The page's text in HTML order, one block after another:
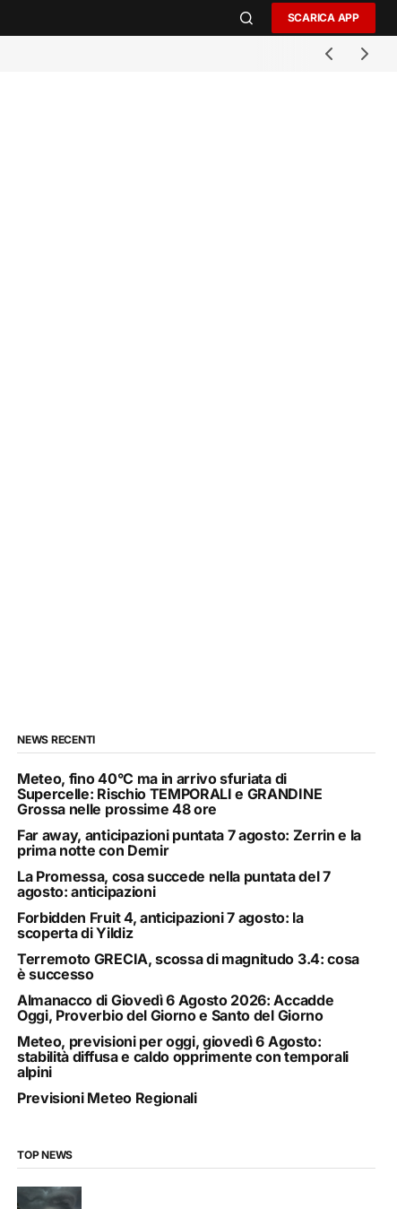
SCARICA APP
NEWS RECENTI
Meteo, fino 40°C ma in arrivo sfuriata di
Supercelle: Rischio TEMPORALI e GRANDINE
Grossa nelle prossime 48 ore
Far away, anticipazioni puntata 7 agosto: Zerrin e la
prima notte con Demir
La Promessa, cosa succede nella puntata del 7
agosto: anticipazioni
Forbidden Fruit 4, anticipazioni 7 agosto: la
scoperta di Yildiz
Terremoto GRECIA, scossa di magnitudo 3.4: cosa
è successo
Almanacco di Giovedì 6 Agosto 2026: Accadde
Oggi, Proverbio del Giorno e Santo del Giorno
Meteo, previsioni per oggi, giovedì 6 Agosto:
stabilità diffusa e caldo opprimente con temporali
alpini
Previsioni Meteo Regionali
TOP NEWS